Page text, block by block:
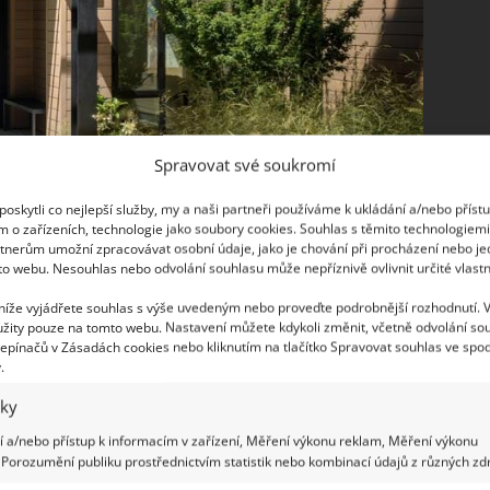
Spravovat své soukromí
co nejlepší služby, my a naši partneři používáme k ukládání a/nebo
o zařízeních, technologie jako soubory cookies. Souhlas s těmito
umožní zpracovávat osobní údaje, jako je chování při procházení nebo
webu. Nesouhlas nebo odvolání souhlasu může nepříznivě ovlivnit určité
vyjádřete souhlas s výše uvedeným nebo proveďte podrobnější rozhodnutí.
pouze na tomto webu. Nastavení můžete kdykoli změnit, včetně odvolání
v Zásadách cookies nebo kliknutím na tlačítko Spravovat souhlas ve
a/nebo přístup k informacím v zařízení, Měření výkonu reklam, Měření výkonu
publiku prostřednictvím statistik nebo kombinací údajů z různých
moderním domem, kde jsou sice využity